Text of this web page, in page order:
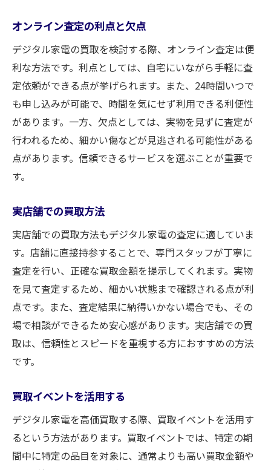
オンライン査定の利点と欠点
デジタル家電の買取を検討する際、オンライン査定は便
利な方法です。利点としては、自宅にいながら手軽に査
定依頼ができる点が挙げられます。また、24時間いつで
も申し込みが可能で、時間を気にせず利用できる利便性
があります。一方、欠点としては、実物を見ずに査定が
行われるため、細かい傷などが見逃される可能性がある
点があります。信頼できるサービスを選ぶことが重要で
す。
実店舗での買取方法
実店舗での買取方法もデジタル家電の査定に適していま
す。店舗に直接持参することで、専門スタッフが丁寧に
査定を行い、正確な買取金額を提示してくれます。実物
を見て査定するため、細かい状態まで確認される点が利
点です。また、査定結果に納得いかない場合でも、その
場で相談ができるため安心感があります。実店舗での買
取は、信頼性とスピードを重視する方におすすめの方法
です。
買取イベントを活用する
デジタル家電を高価買取する際、買取イベントを活用す
るという方法があります。買取イベントでは、特定の期
間中に特定の品目を対象に、通常よりも高い買取金額や